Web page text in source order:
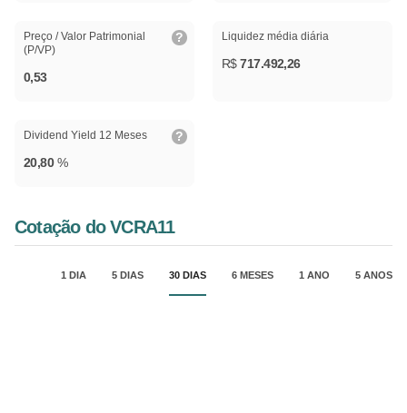
Preço / Valor Patrimonial
(P/VP)
0,53
Liquidez média diária
R$717.492,26
Dividend Yield 12 Meses
20,80%
Cotação do VCRA11
1 DIA 5 DIAS 30 DIAS 6 MESES 1 ANO 5 ANOS